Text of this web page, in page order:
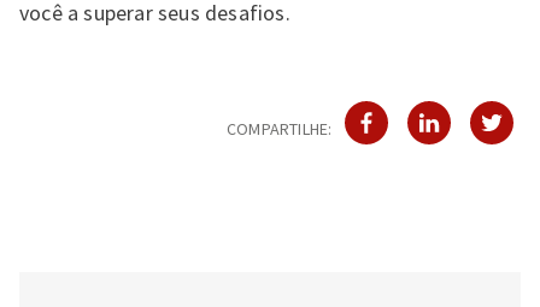
você a superar seus desafios.
COMPARTILHE: